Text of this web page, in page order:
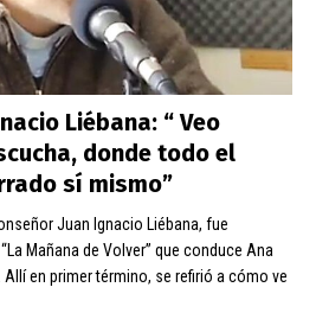
Liébana: “ Veo
donde todo el
sí mismo”
Juan Ignacio Liébana, fue
Mañana de Volver” que conduce Ana
Allí en primer término, se refirió a cómo ve